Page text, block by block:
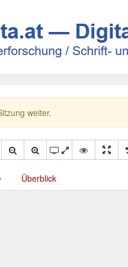
weiter.
Überblick